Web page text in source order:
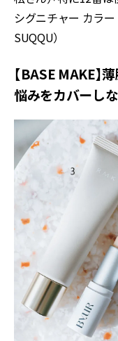
シグニチャー カラー
SUQQU）
【BASE MAKE
悩みをカバーし